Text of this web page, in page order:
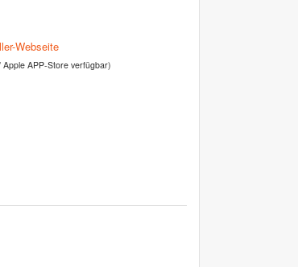
Webseite
APP-Store verfügbar)